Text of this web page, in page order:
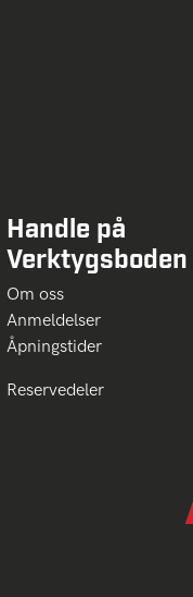
Handle på
Verktygsboden
Om oss
Anmeldelser
Åpningstider
Reservedeler